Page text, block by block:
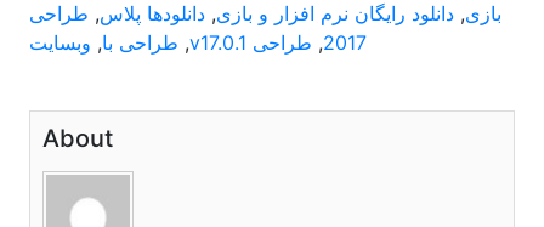
بازی,دانلود رایگان نرم افزار و بازی,دانلودها پلاس, طراحی
2017
, طراحی v17.0.1 , طراحی با, وبسایت
About